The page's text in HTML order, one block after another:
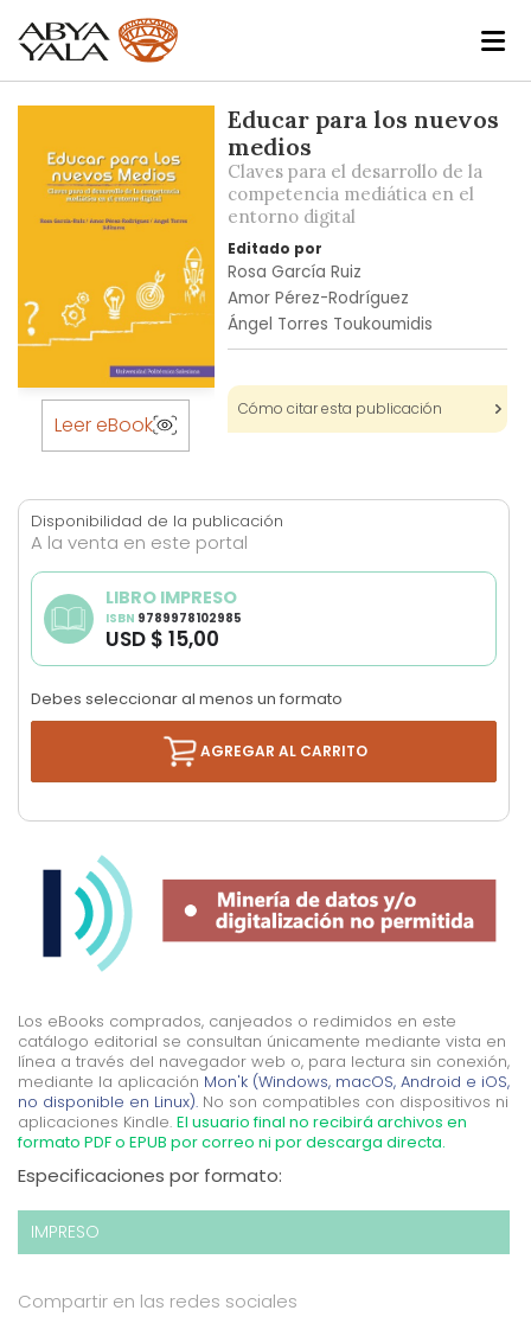
the
end
gallery
Skip
the
of
the
images
gallery
Leer eBook
Educar para los nuevos
medios
Claves para el desarrollo de la
competencia mediática en el
entorno digital
Editado por
Rosa García Ruiz
Amor Pérez-Rodríguez
Ángel Torres Toukoumidis
Cómo citar esta publicación
Disponibilidad de la publicación
A la venta en este portal
LIBRO IMPRESO
ISBN 9789978102985
USD $ 15,00
Debes seleccionar al menos un formato
AGREGAR AL CARRITO
Los eBooks comprados, canjeados o redimidos en este
catálogo editorial se consultan únicamente mediante vista en
línea a través del navegador web o, para lectura sin conexión,
mediante la aplicación Mon'k (Windows, macOS, Android e iOS,
no disponible en Linux). No son compatibles con dispositivos ni
aplicaciones Kindle. El usuario final no recibirá archivos en
formato PDF o EPUB por correo ni por descarga directa.
Especificaciones por formato:
IMPRESO
Compartir en las redes sociales